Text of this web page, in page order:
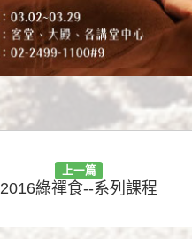
上一篇
2016綠禪食--系列課程